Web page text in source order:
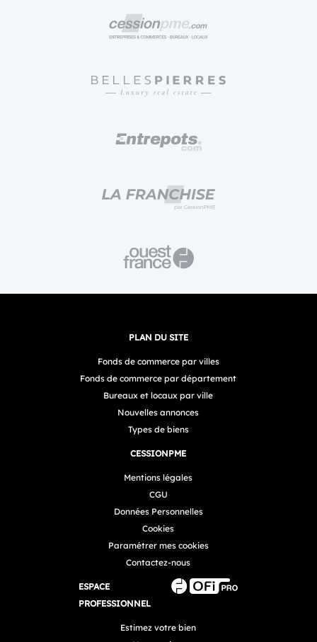
PLAN DU SITE
Fonds de commerce par villes
Fonds de commerce par département
Bureaux et locaux par ville
Nouvelles annonces
Types de biens
CESSIONPME
Mentions légales
CGU
Données Personnelles
Cookies
Paramétrer mes cookies
Contactez-nous
ESPACE
PROFESSIONNEL
Estimez votre bien